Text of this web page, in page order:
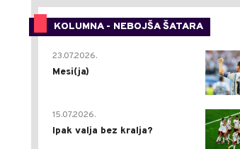
KOLUMNA - NEBOJŠA ŠATARA
23.07.2026.
Mesi(ja)
15.07.2026.
Ipak valja bez kralja?